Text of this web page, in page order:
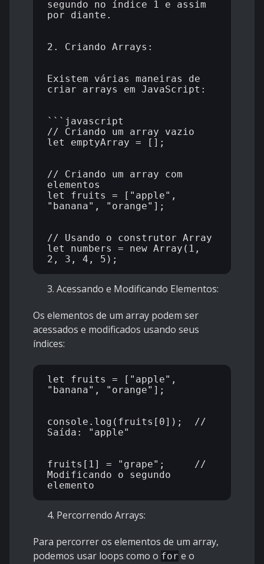
segundo no índice 1 e assim
por diante.
2. Criando Arrays:
Existem várias maneiras de
criar arrays em JavaScript:
```javascript
// Criando um array vazio
let emptyArray = [];
// Criando um array com
elementos
let fruits = ["apple",
"banana", "orange"];
// Usando o construtor Array
let numbers = new Array(1,
Acessando e Modificando Elementos:
Os elementos de um array podem ser
acessados e modificados usando seus
índices:
let fruits = ["apple",
"banana", "orange"];
console.log(fruits[0]);  //
Saída: "apple"
fruits[1] = "grape";     //
Modificando o segundo
Percorrendo Arrays:
Para percorrer os elementos de um array,
podemos usar loops como o for e o